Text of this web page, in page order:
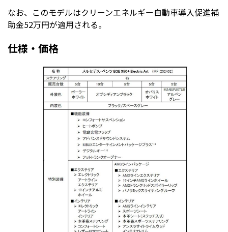
なお、このモデルはクリーンエネルギー自動車導入促進補
助金52万円が適用される。
仕様・価格